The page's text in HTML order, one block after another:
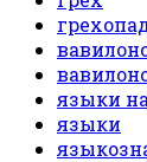
языки
языки